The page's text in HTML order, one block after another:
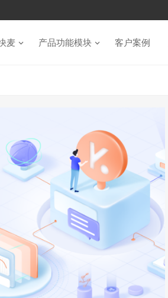
麦 产品功能模块 客户案例